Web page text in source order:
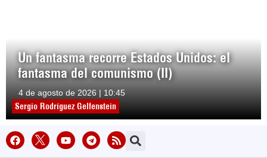
Un fantasma recorre Estados Unidos: el
fantasma del comunismo (II)
4 de agosto de 2026 | 10:45
Sergio Rodríguez Gelfenstein